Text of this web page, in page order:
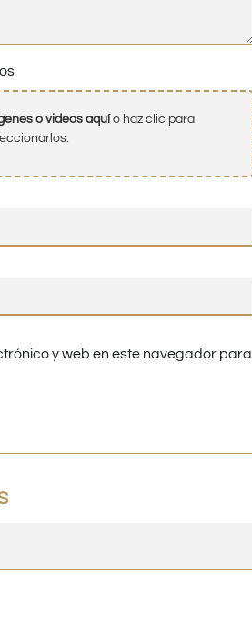
o videos aquío haz clic para
y web en este navegador para